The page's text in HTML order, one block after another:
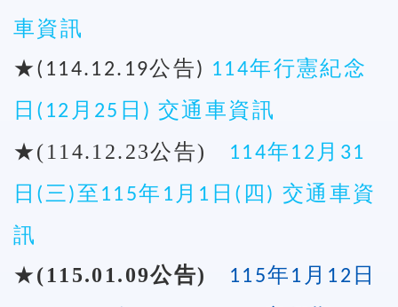
車資訊
★ (114.12.19公告 ) 114年行憲紀念
日 (12 月 25 日 )交通車資訊
★(114.12.23公告)
114年12月31
日(三)至115年1月1日(四) 交通車資
訊
★(115.01.09公告)
115年1月12日